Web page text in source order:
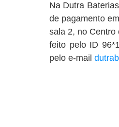
Na Dutra
de pagamento
sala 2, no Centro
feito pelo ID
pelo e-mail